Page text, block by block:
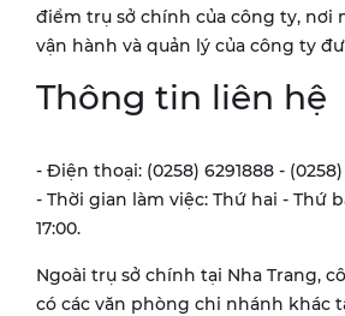
điểm trụ sở chính của công ty, nơi
vận hành và quản lý của công ty
Thông tin liên hệ
- Điện thoại: (0258) 6291888 - (0258)
- Thời gian làm việc: Thứ hai - Thứ
17:00.
Ngoài trụ sở chính tại Nha Trang,
có các văn phòng chi nhánh khác